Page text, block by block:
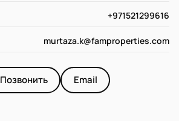
+971521299616
murtaza.k@famproperties.com
Позвонить Email